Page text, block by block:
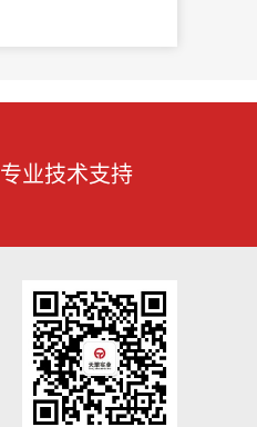
专业技术支持